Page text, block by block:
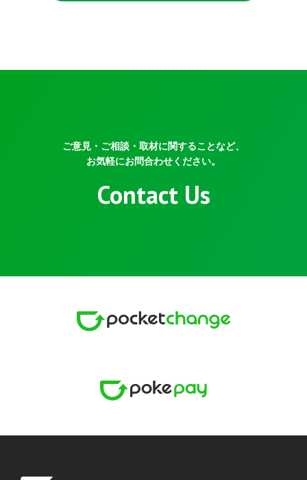
ご意見・ご相談・取材に関することなど、
お気軽にお問合わせください。
Contact Us